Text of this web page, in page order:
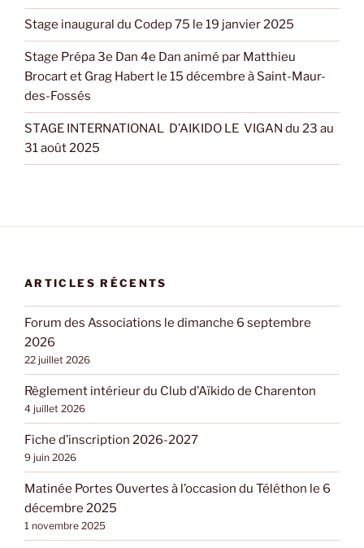
Stage inaugural du Codep 75 le 19 janvier 2025
Stage Prépa 3e Dan 4e Dan animé par Matthieu
Brocart et Grag Habert le 15 décembre à Saint-Maur-
des-Fossés
STAGE INTERNATIONAL D’AIKIDO LE VIGAN du 23 au
31 août 2025
ARTICLES RÉCENTS
Forum des Associations le dimanche 6 septembre
2026
22 juillet 2026
Règlement intérieur du Club d’Aïkido de Charenton
4 juillet 2026
Fiche d’inscription 2026-2027
9 juin 2026
Matinée Portes Ouvertes à l’occasion du Téléthon le 6
décembre 2025
1 novembre 2025